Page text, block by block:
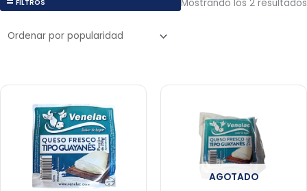
FILTROS Mostrando los 2 resultados
AGOTADO